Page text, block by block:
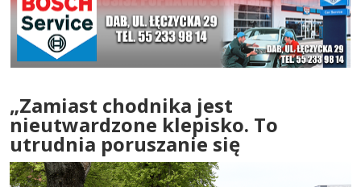
„Zamiast chodnika jest
nieutwardzone klepisko. To
utrudnia poruszanie się